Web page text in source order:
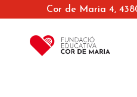
Cor de Maria 4,